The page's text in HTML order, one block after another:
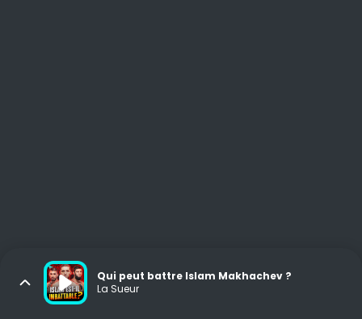
Qui peut battre Islam Makhachev ?
La Sueur